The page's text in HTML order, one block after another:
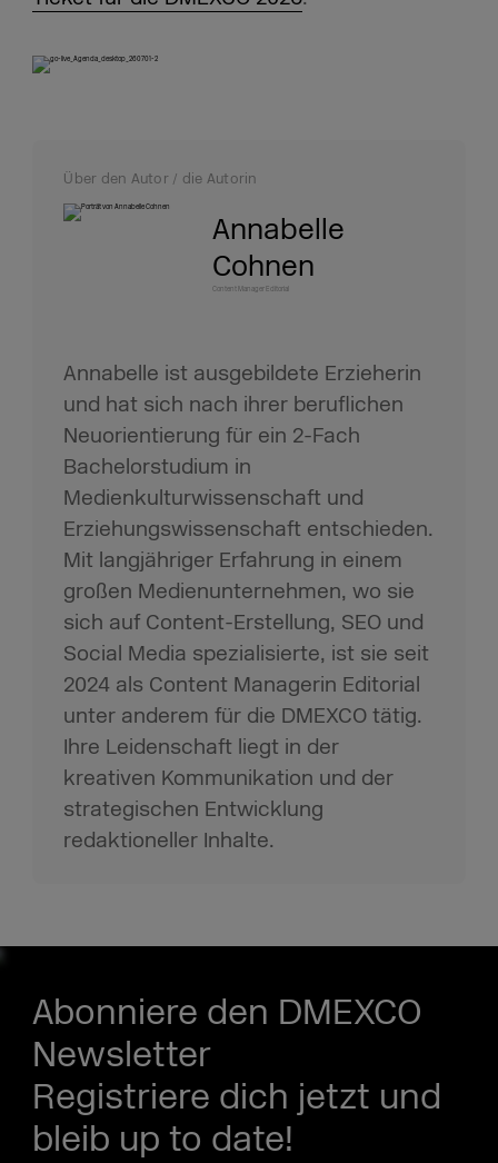
Über den Autor / die Autorin
Annabelle
Cohnen
Content Manager Editorial
Annabelle ist ausgebildete Erzieherin
und hat sich nach ihrer beruflichen
Neuorientierung für ein 2-Fach
Bachelorstudium in
Medienkulturwissenschaft und
Erziehungswissenschaft entschieden.
Mit langjähriger Erfahrung in einem
großen Medienunternehmen, wo sie
sich auf Content-Erstellung, SEO und
Social Media spezialisierte, ist sie seit
2024 als Content Managerin Editorial
unter anderem für die DMEXCO tätig.
Ihre Leidenschaft liegt in der
kreativen Kommunikation und der
strategischen Entwicklung
redaktioneller Inhalte.
Abonniere den DMEXCO
Newsletter
Registriere dich jetzt und
bleib up to date!